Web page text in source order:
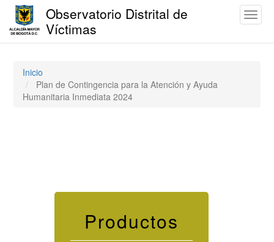
Pasar
contenido
principal
Observatorio Distrital de
Víctimas
Inicio
Plan de Contingencia para la Atención y Ayuda
Humanitaria Inmediata 2024
Productos